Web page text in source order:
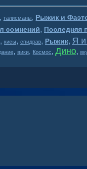
, талисманы, Рыжик и
сомнений, Последняя
, кисы, спидрав, Рыжик, Я
, вики, Космос, Дино,